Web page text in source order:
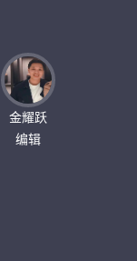
金耀跃
编辑